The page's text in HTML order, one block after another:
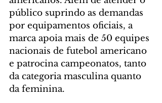
público suprindo as demandas
por equipamentos oficiais, a
marca apoia mais de 50 equipes
nacionais de futebol americano
e patrocina campeonatos, tanto
da categoria masculina quanto
da feminina.